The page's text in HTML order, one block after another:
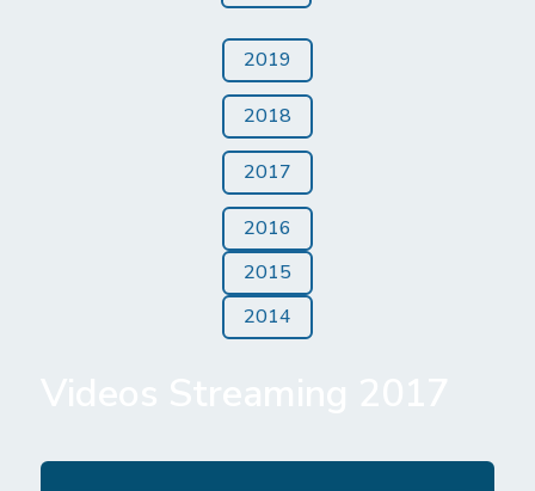
2019
2018
2017
2016
2015
2014